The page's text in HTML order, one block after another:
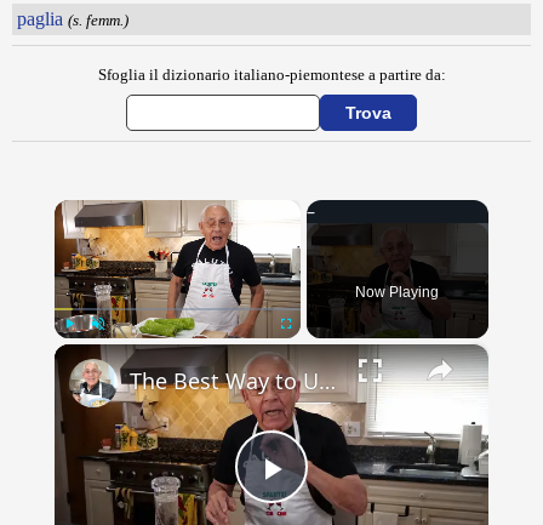
paglia (s. femm.)
Sfoglia il dizionario italiano-piemontese a partire da:
Unmute
Now Playing
×
Play
The Best Way to Use Italian Frying Peppers